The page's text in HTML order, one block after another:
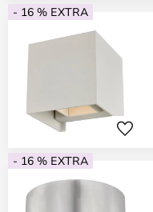
- 16 % EXTRA
- 16 % EXTRA